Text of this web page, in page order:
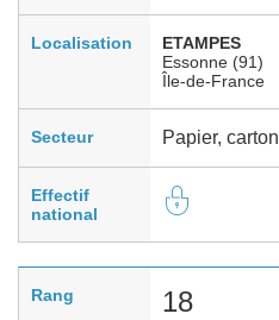
Localisation
ETAMPES
Essonne (91)
Île-de-France
Secteur Papier, carton
Effectif
national
Rang 18